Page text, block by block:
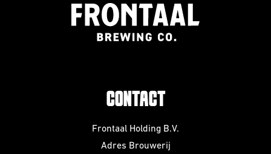
CONTACT
Frontaal Holding B.V.
Adres Brouwerij